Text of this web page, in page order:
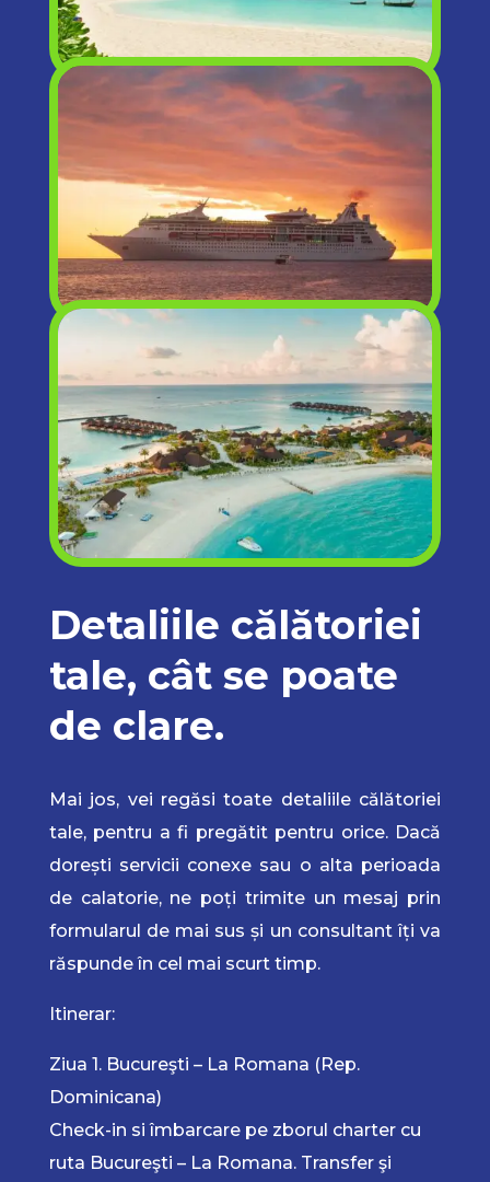
Detaliile călătoriei
tale, cât se poate
de clare.
Mai jos, vei regăsi toate detaliile călătoriei
tale, pentru a fi pregătit pentru orice. Dacă
dorești servicii conexe sau o alta perioada
de calatorie, ne poți trimite un mesaj prin
formularul de mai sus și un consultant îți va
răspunde în cel mai scurt timp.
Itinerar:
Ziua 1. Bucureşti – La Romana (Rep.
Dominicana)
Check-in si îmbarcare pe zborul charter cu
ruta Bucureşti – La Romana. Transfer şi